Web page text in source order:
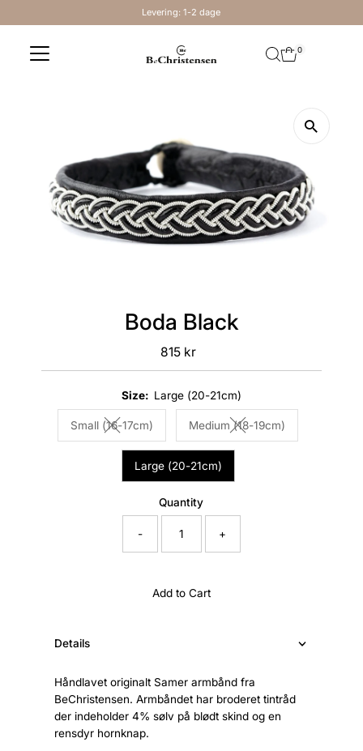
Levering: 1-2 dage
0
Boda Black
Regular
Price
815 kr
Size: Large (20-21cm)
Small (16-17cm)Variant sold out or unavailable
Medium (18-19cm)Variant sold out or
Large (20-21cm)
Quantity
- +
Add to Cart
Details
Håndlavet originalt Samer armbånd fra
BeChristensen. Armbåndet har broderet tintråd
der indeholder 4% sølv på blødt skind og en
rensdyr hornknap.